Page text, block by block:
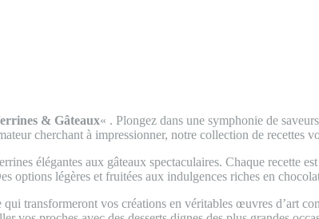
& Gâteaux« . Plongez dans une symphonie de
cherchant à impressionner, notre collection de recettes
élégantes aux gâteaux spectaculaires. Chaque recette
options légères et fruitées aux indulgences riches en
transformeront vos créations en véritables œuvres d’art